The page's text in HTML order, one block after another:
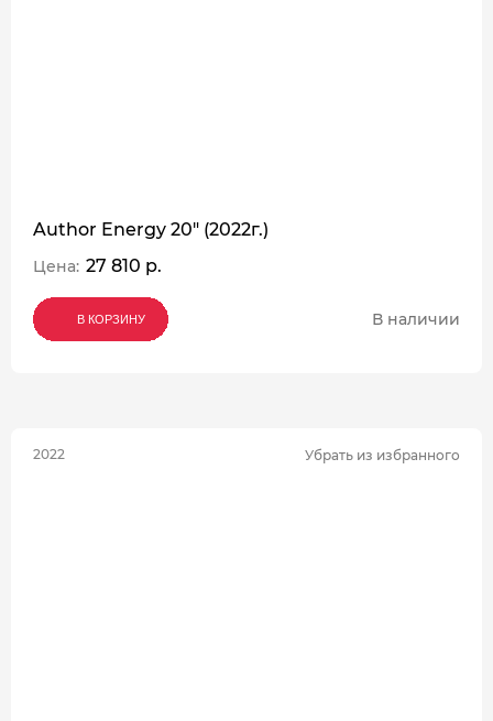
Author Energy 20" (2022г.)
Цена: 27 810 р.
В КОРЗИНУ
В КОРЗИНУ
В КОРЗИНУ В наличии
2022 Убрать из избранного